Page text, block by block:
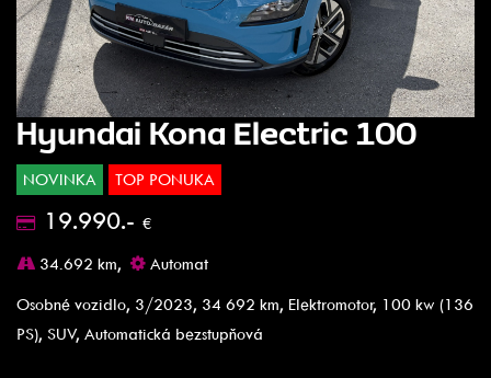
Hyundai Kona Electric 100
NOVINKA TOP PONUKA
19.990.- €
34.692 km,
Automat
Osobné vozidlo, 3/2023, 34 692 km, Elektromotor, 100 kw (136
PS), SUV, Automatická bezstupňová